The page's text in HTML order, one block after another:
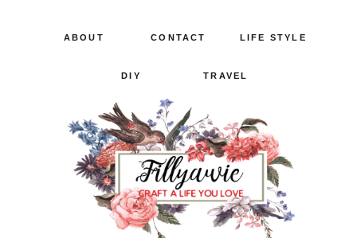
ABOUT CONTACT LIFE STYLE
DIY TRAVEL